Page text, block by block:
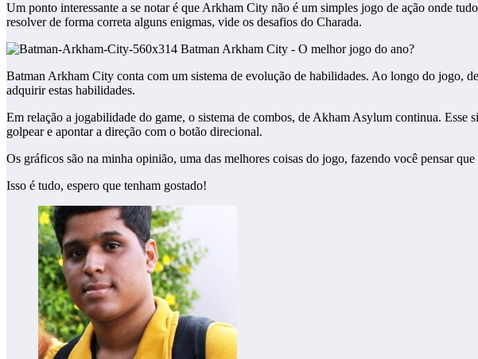
Um ponto interessante a se notar é que Arkham City não é um simples jogo de ação onde
resolver de forma correta alguns enigmas, vide os desafios do Charada.
Batman Arkham City conta com um sistema de evolução de habilidades. Ao longo do jogo,
adquirir estas habilidades.
Em relação a jogabilidade do game, o sistema de combos, de Akham Asylum continua.
golpear e apontar a direção com o botão direcional.
Os gráficos são na minha opinião, uma das melhores coisas do jogo, fazendo você pensar
Isso é tudo, espero que tenham gostado!